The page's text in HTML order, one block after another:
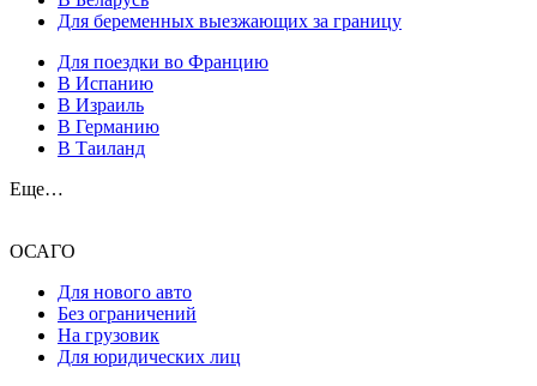
Для беременных выезжающих за границу
Для поездки во Францию
В Испанию
В Израиль
В Германию
В Таиланд
Еще…
ОСАГО
Для нового авто
Без ограничений
На грузовик
Для юридических лиц